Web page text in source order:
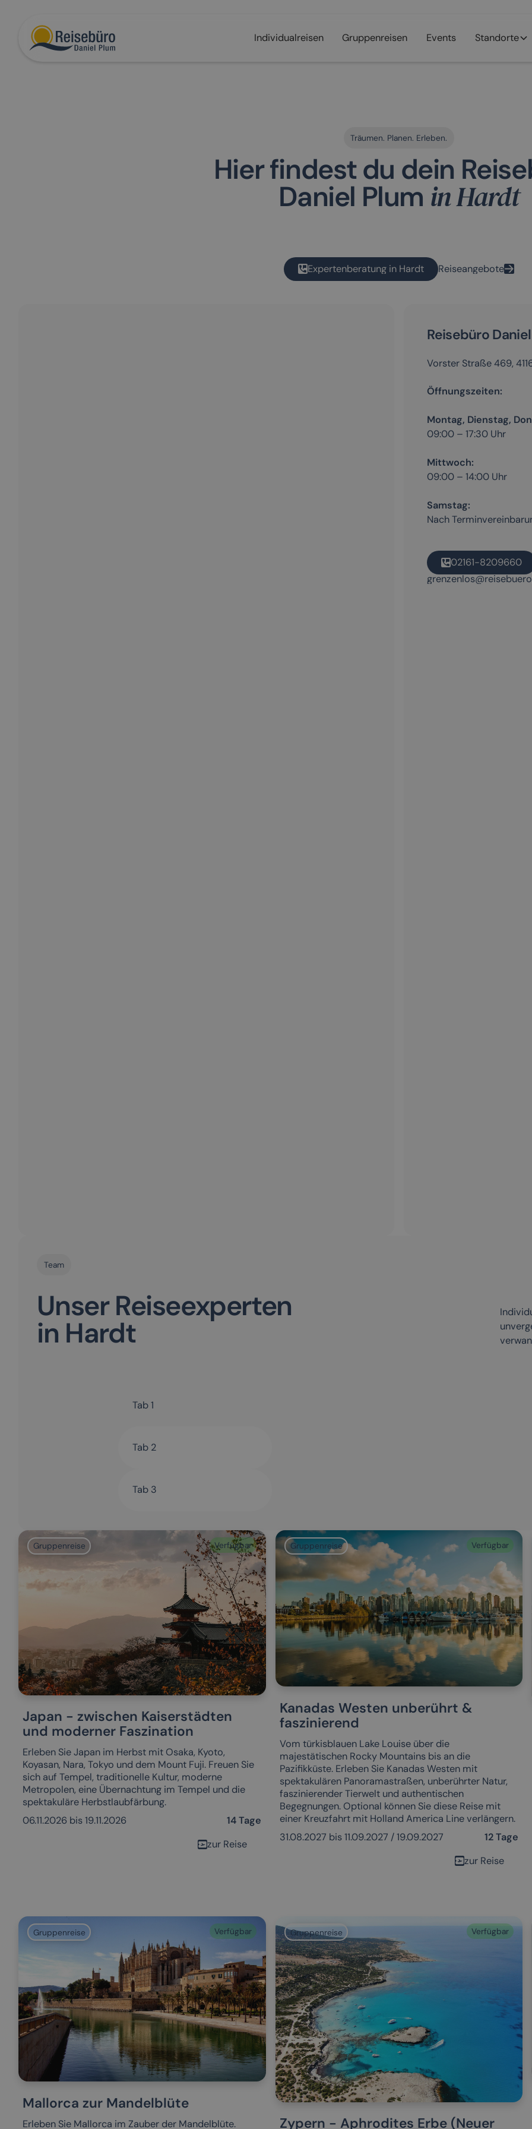
Individualreisen Gruppenreisen Events Standorte
Träumen. Planen. Erleben.
Hier findest du dein
Daniel Plum in Hardt
Expertenberatung in Hardt Reiseangebote
Reisebüro
Vorster Straße 469,
Öffnungszeiten:
Montag, Dienstag,
09:00 – 17:30 Uhr
Mittwoch:
09:00 – 14:00 Uhr
Samstag:
Nach
02161-8209660
Team
Unser Reiseexperten
in Hardt
Tab 1
Tab 2
Tab 3
Gruppenreise Verfügbar
Japan - zwischen Kaiserstädten
und moderner Faszination
Erleben Sie Japan im Herbst mit Osaka, Kyoto,
Koyasan, Nara, Tokyo und dem Mount Fuji. Freuen Sie
sich auf Tempel, traditionelle Kultur, moderne
Metropolen, eine Übernachtung im Tempel und die
spektakuläre Herbstlaubfärbung.
06.11.2026 bis 19.11.2026
14 Tage
zur Reise
Gruppenreise Verfügbar
Kanadas Westen unberührt &
faszinierend
Vom türkisblauen Lake Louise über die
majestätischen Rocky Mountains bis an die
Pazifikküste. Erleben Sie Kanadas Westen mit
spektakulären Panoramastraßen, unberührter Natur,
faszinierender Tierwelt und authentischen
Begegnungen. Optional können Sie diese Reise mit
einer Kreuzfahrt mit Holland America Line verlängern.
31.08.2027 bis 11.09.2027 / 19.09.2027
12 Tage
zur Reise
Gruppenreise Verfügbar
Mallorca zur Mandelblüte
Erleben Sie Mallorca im Zauber der Mandelblüte.
Gruppenreise Verfügbar
Zypern - Aphrodites Erbe (Neuer